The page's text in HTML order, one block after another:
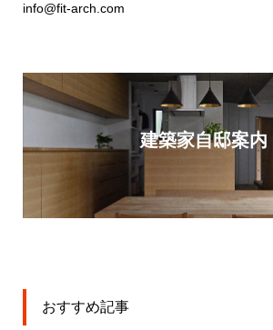
info@fit-arch.com
建築家自邸案内
おすすめ記事